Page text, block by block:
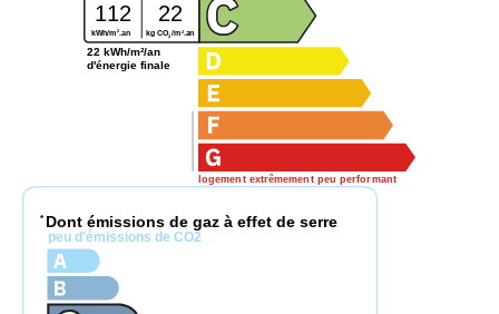
logement extrêmement peu performant
112 22
kWh/m 2 .an kg CO2/m2.an
22 kWh/m²/an
d'énergie finale
* Dont émissions de gaz à effet de serre
peu d'émissions de CO2